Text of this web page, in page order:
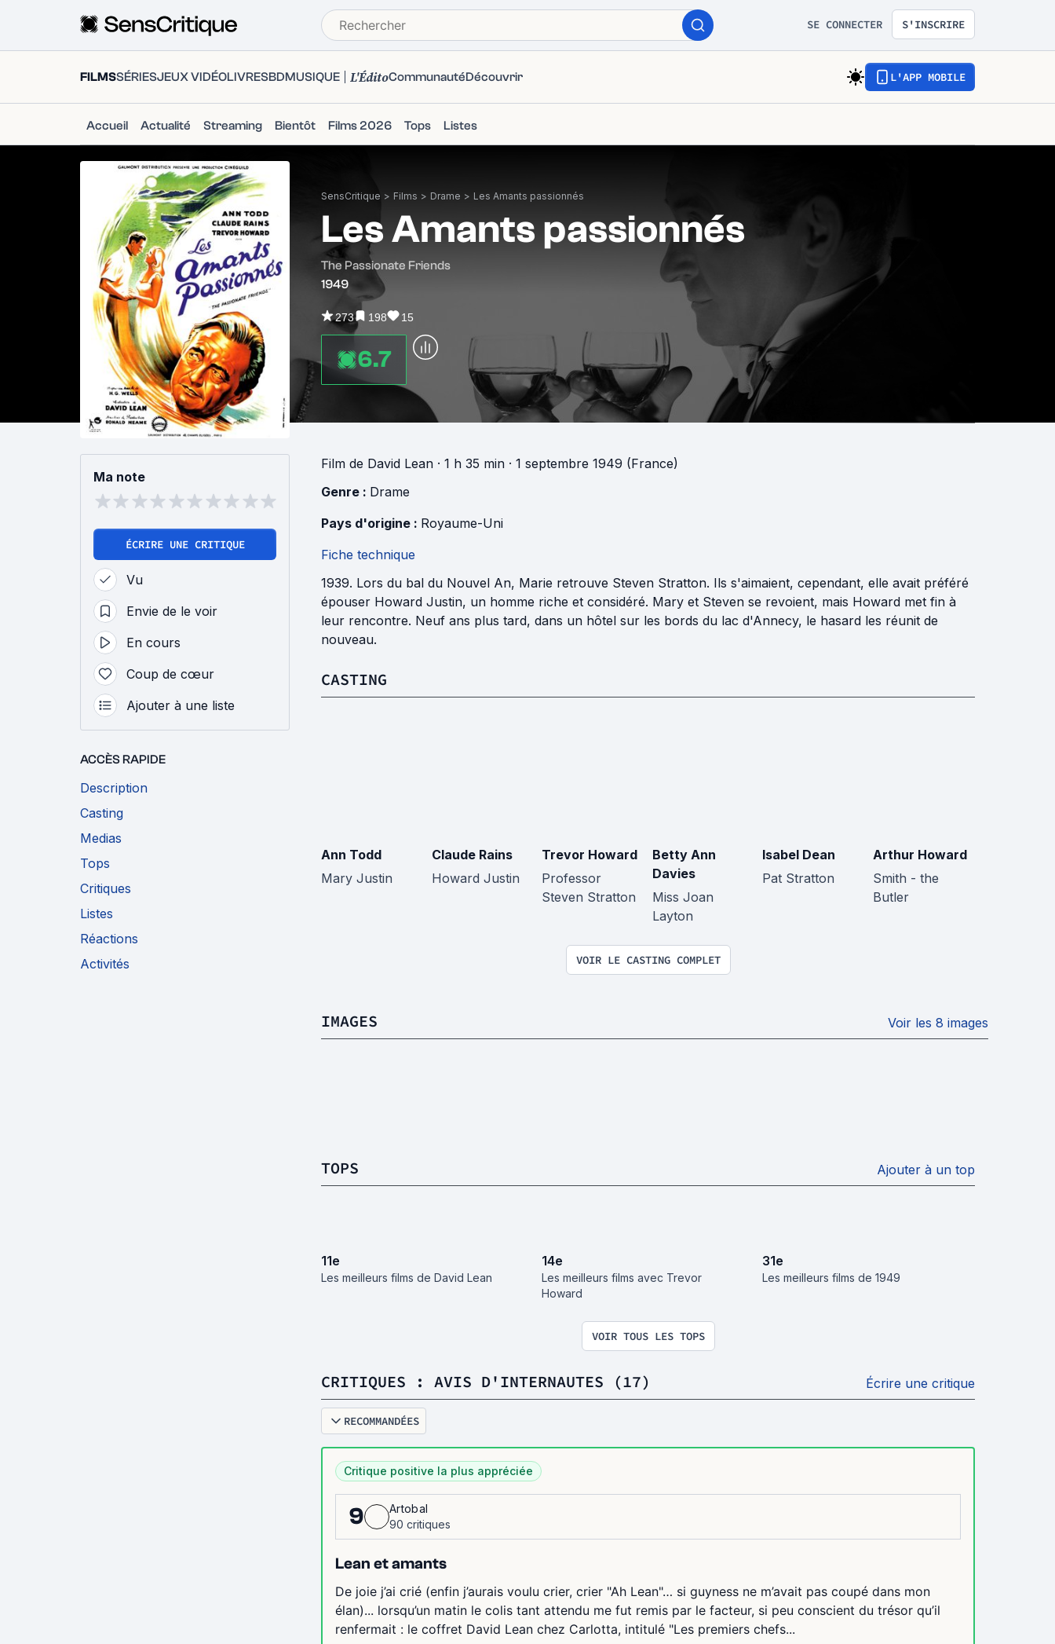
SE CONNECTER S'INSCRIRE
FILMSSÉRIESJEUX VIDÉOLIVRESBDMUSIQUE L'ÉditoCommunautéDécouvrir L'APP MOBILE
Accueil Actualité Streaming Bientôt Films 2026 Tops Listes
SensCritique > Films > Drame > Les Amants passionnés
Les Amants passionnés
The Passionate Friends
1949
273 198 15
6.7
Ma note
ÉCRIRE UNE CRITIQUE
Vu
Envie de le voir
En cours
Coup de cœur
Ajouter à une liste
ACCÈS RAPIDE
Description
Casting
Medias
Tops
Critiques
Listes
Réactions
Activités
Film de David Lean · 1 h 35 min · 1 septembre 1949 (France)
Genre : Drame
Pays d'origine : Royaume-Uni
Fiche technique
1939. Lors du bal du Nouvel An, Marie retrouve Steven Stratton. Ils s'aimaient, cependant, elle avait préféré
épouser Howard Justin, un homme riche et considéré. Mary et Steven se revoient, mais Howard met fin à
leur rencontre. Neuf ans plus tard, dans un hôtel sur les bords du lac d'Annecy, le hasard les réunit de
nouveau.
CASTING
Ann Todd
Mary Justin
Claude Rains
Howard Justin
Trevor Howard
Professor
Steven Stratton
Betty Ann
Davies
Miss Joan
Layton
Isabel Dean
Pat Stratton
Arthur Howard
Smith - the
Butler
VOIR LE CASTING COMPLET
IMAGES Voir les 8 images
TOPS Ajouter à un top
11e
Les meilleurs films de David Lean
14e
Les meilleurs films avec Trevor
Howard
31e
Les meilleurs films de 1949
VOIR TOUS LES TOPS
CRITIQUES : AVIS D'INTERNAUTES (17) Écrire une critique
RECOMMANDÉES
Critique positive la plus appréciée
9
Artobal
90 critiques
Lean et amants
De joie j’ai crié (enfin j’aurais voulu crier, crier "Ah Lean"… si guyness ne m’avait pas coupé dans mon
élan)... lorsqu’un matin le colis tant attendu me fut remis par le facteur, si peu conscient du trésor qu’il
renfermait : le coffret David Lean chez Carlotta, intitulé "Les premiers chefs...